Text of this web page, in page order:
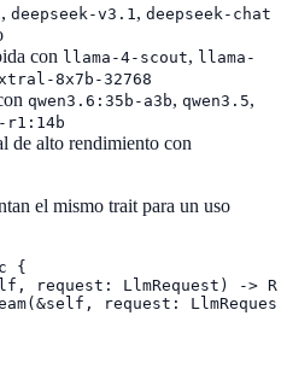
, deepseek-v3.1 , deepseek-chat
con llama-4-scout, llama-
8x7b-32768
qwen3.6:35b-a3b, qwen3.5,
r1:14b
de alto rendimiento con
el mismo trait para un uso
{
request: LlmRequest) ->
request: